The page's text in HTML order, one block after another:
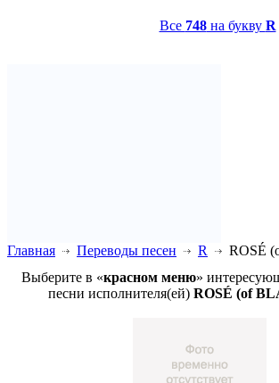
Все 748на букву R
Главная Переводы песен R
ROSÉ
Выберите в «красном меню»
песни исполнителя(ей) ROSÉ (of